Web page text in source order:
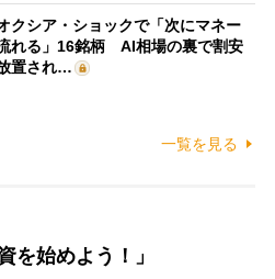
クシア・ショックで「次にマネー
れる」16銘柄 AI相場の裏で割安
置され…
一覧を見る
を始めよう！」